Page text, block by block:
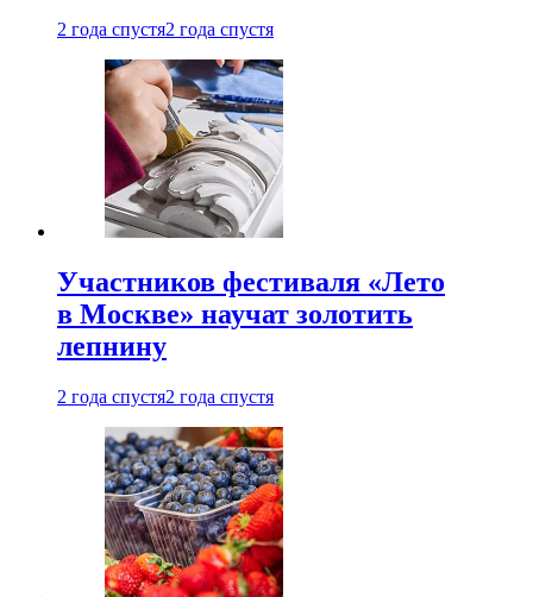
2 года спустя2 года спустя
Участников фестиваля «Лето
в Москве» научат золотить
лепнину
2 года спустя2 года спустя